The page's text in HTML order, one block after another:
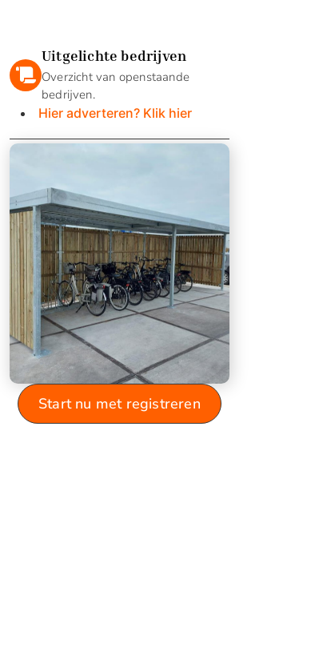
Uitgelichte bedrijven
Overzicht van openstaande
bedrijven.
Hier adverteren? Klik hier
Start nu met registreren